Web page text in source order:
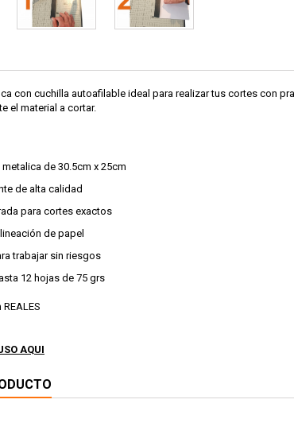
con cuchilla autoafilable ideal para realizar tus cortes con
el material a cortar.
de 30.5cm x 25cm
de alta calidad
para cortes exactos
de papel
trabajar sin riesgos
12 hojas de 75 grs
REALES
AQUI